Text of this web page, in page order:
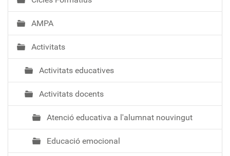
AMPA
Activitats
Activitats educatives
Activitats docents
Atenció educativa a l'alumnat nouvingut
Educació emocional